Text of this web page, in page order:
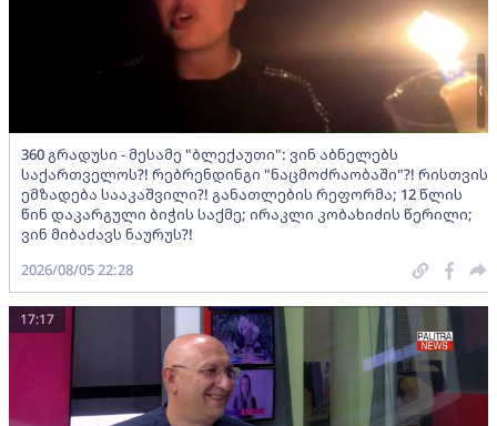
360 გრადუსი - მესამე "ბლექაუთი": ვინ აბნელებს
საქართველოს?! რებრენდინგი "ნაცმოძრაობაში"?! რისთვის
ემზადება სააკაშვილი?! განათლების რეფორმა; 12 წლის
წინ დაკარგული ბიჭის საქმე; ირაკლი კობახიძის წერილი;
ვინ მიბაძავს ნაურუს?!
2026/08/05 22:28
17:17